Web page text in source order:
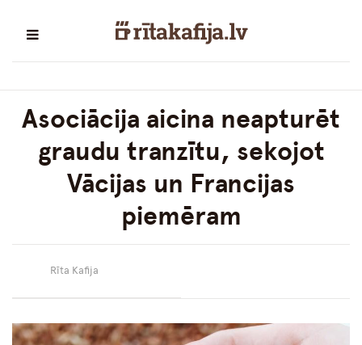
Asociācija aicina neapturēt
graudu tranzītu, sekojot
Vācijas un Francijas
piemēram
Rīta Kafija